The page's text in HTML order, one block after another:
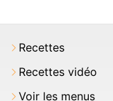
Recettes
Recettes vidéo
Voir les menus